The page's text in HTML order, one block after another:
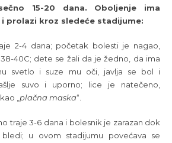
15-20 dana. Oboljenje ima
prolazi kroz sledeće stadijume:
2-4 dana; početak bolesti je nagao,
40C; dete se žali da je žedno, da ima
svetlo i suze mu oči, javlja se bol i
suvo i uporno; lice je natečeno,
„plačna maska“.
traje 3-6 dana i bolesnik je zarazan dok
u ovom stadijumu povećava se